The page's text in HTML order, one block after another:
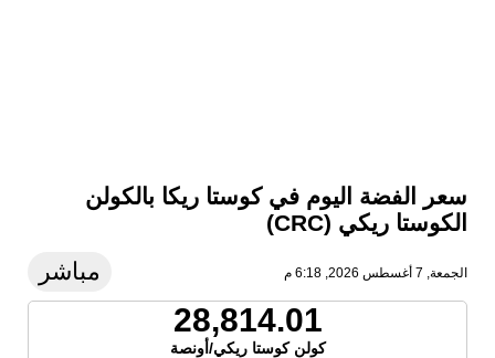
سعر الفضة اليوم في كوستا ريكا بالكولن
الكوستا ريكي (CRC)
الجمعة, 7 أغسطس 2026, 6:18 م مباشر
28,814.01
كولن كوستا ريكي/أونصة